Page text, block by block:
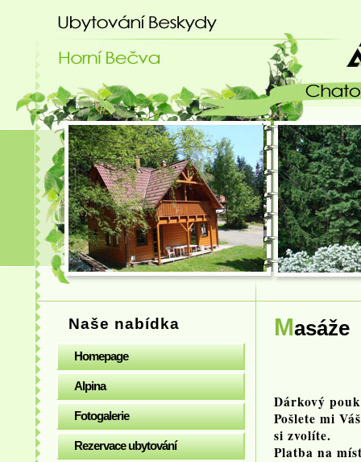
Ubytování Beskydy - chatový
Naše nabídka
Homepage
Alpina
Fotogalerie
Rezervace ubytování
M
Dárkový
Pošlete mi
si zvolíte.
Platba na